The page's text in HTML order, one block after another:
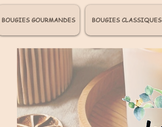
BOUGIES GOURMANDES BOUGIES CLASSIQUES